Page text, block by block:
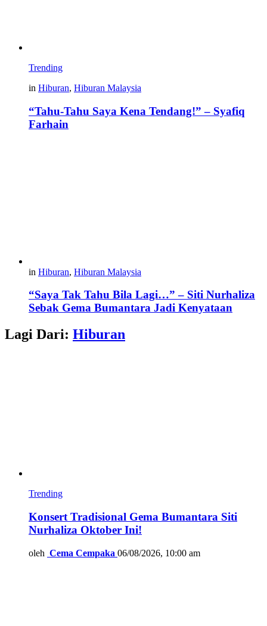
Trending
in Hiburan, Hiburan Malaysia
“Tahu-Tahu Saya Kena Tendang!” – Syafiq
Farhain
in Hiburan, Hiburan Malaysia
“Saya Tak Tahu Bila Lagi…” – Siti Nurhaliza
Sebak Gema Bumantara Jadi Kenyataan
Lagi Dari: Hiburan
Trending
Konsert Tradisional Gema Bumantara Siti
Nurhaliza Oktober Ini!
oleh Cema Cempaka 06/08/2026, 10:00 am